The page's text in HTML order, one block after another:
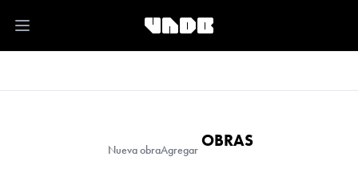
Open main menu
Nueva obraAgregar OBRAS